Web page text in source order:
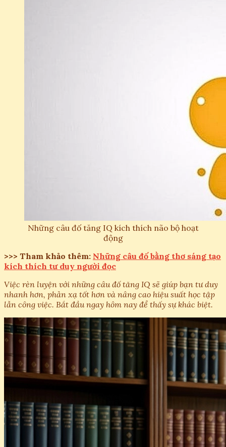
Những câu đố tăng IQ kích thích não bộ hoạt
động
>>> Tham khảo thêm: Những câu đố bằng thơ sáng tạo
kích thích tư duy người đọc
Việc rèn luyện với những câu đố tăng IQ sẽ giúp bạn tư duy
nhanh hơn, phản xạ tốt hơn và nâng cao hiệu suất học tập
lẫn công việc. Bắt đầu ngay hôm nay để thấy sự khác biệt.